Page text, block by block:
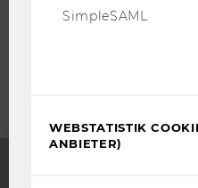
MITARBEITENDE
SimpleSAML
WEBSTATISTIK
ANBIETER)